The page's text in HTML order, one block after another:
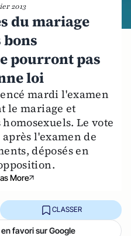
2013
du mariage
bons
pourront pas
loi
mardi l'examen
le mariage et
Le vote
l'examen de
déposés en
More
CLASSER
favori sur Google